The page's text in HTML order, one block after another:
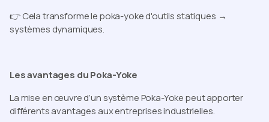
👉 Cela transforme le poka-yoke d'outils statiques →
systèmes dynamiques.
Les avantages du Poka-Yoke
La mise en œuvre d’un système Poka-Yoke peut apporter
différents avantages aux entreprises industrielles.